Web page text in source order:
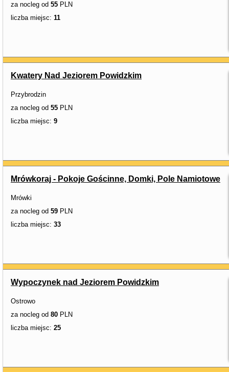
za nocleg od 55 PLN
liczba miejsc: 11
Kwatery Nad Jeziorem Powidzkim
Przybrodzin
za nocleg od 55 PLN
liczba miejsc: 9
Mrówkoraj - Pokoje Gościnne, Domki, Pole Namiotowe
Mrówki
za nocleg od 59 PLN
liczba miejsc: 33
Wypoczynek nad Jeziorem Powidzkim
Ostrowo
za nocleg od 80 PLN
liczba miejsc: 25